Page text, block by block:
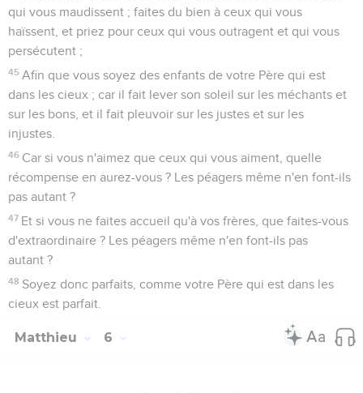
qui vous maudissent ; faites du bien à ceux qui vous
haïssent, et priez pour ceux qui vous outragent et qui vous
persécutent ;
45 Afin que vous soyez des enfants de votre Père qui est
dans les cieux ; car il fait lever son soleil sur les méchants et
sur les bons, et il fait pleuvoir sur les justes et sur les
injustes.
46 Car si vous n'aimez que ceux qui vous aiment, quelle
récompense en aurez-vous ? Les péagers même n'en font-ils
pas autant ?
47 Et si vous ne faites accueil qu'à vos frères, que faites-vous
d'extraordinaire ? Les péagers même n'en font-ils pas
autant ?
48 Soyez donc parfaits, comme votre Père qui est dans les
cieux est parfait.
Matthieu 6